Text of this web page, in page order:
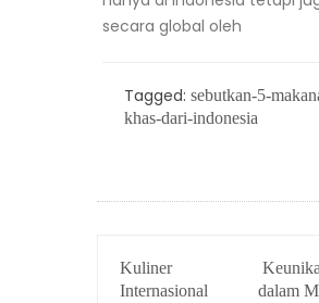
secara global oleh
Tagged: sebutkan-5-
khas-dari-indonesia
NAVIGATION
Kuliner
Internasional
dalam